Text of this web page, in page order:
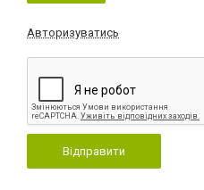
Авторизуватись
Відправити